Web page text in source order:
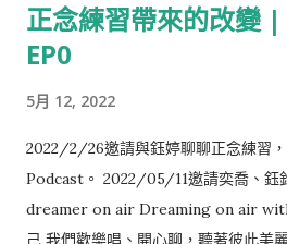
animal didn't cross the street
解： 1 主詞：...
正念練習帶來的改變
EP0
5月 12, 2022
2022/2/26邀請與鈺婷聊聊正念練習
Podcast。 2022/05/11邀請奕喬、鈺
dreamer on air Dreaming on air
己 我們歡樂唱、開心聊，聽著彼此